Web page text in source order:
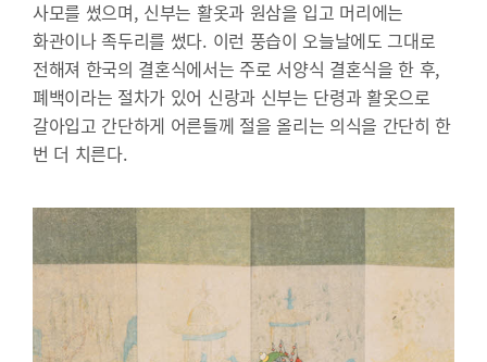
사모를 썼으며, 신부는 활옷과 원삼을 입고 머리에는
화관이나 족두리를 썼다. 이런 풍습이 오늘날에도 그대로
전해져 한국의 결혼식에서는 주로 서양식 결혼식을 한 후,
폐백이라는 절차가 있어 신랑과 신부는 단령과 활옷으로
갈아입고 간단하게 어른들께 절을 올리는 의식을 간단히 한
번 더 치른다.